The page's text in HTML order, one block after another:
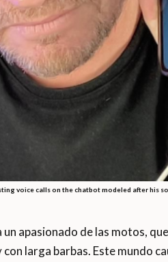
voice calls on the chatbot modeled after his
apasionado de las motos,
larga barbas. Este mundo